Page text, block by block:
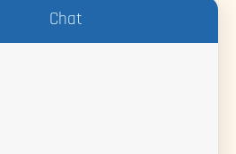
Chat